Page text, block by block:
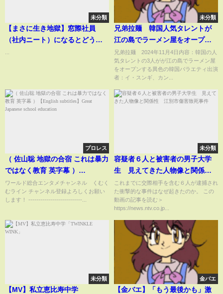
未分類
【まさに生き地獄】窓際社員
（社内ニート）になるとどうな
未分類
兄弟拉麺 韓国人気タレントが
江の島でラーメン屋をオープン
するバラエティ 11月4日
兄弟拉麺 2024年11月4日内容：韓国の人
気タレントの3人がが江の島でラーメン屋
をオープンする異色の韓国バラエティ出演
者：イ・スンギ、カン...
プロレス
（ 佐山聡 地獄の合宿 これは暴力
ではなく教育 英字幕 ）
【English subtitles】Great
Japanese school education
ワールド総合エンタメチャンネル くむく
むライン チャンネル登録よろしくお願い
します！ ---------------------------...
未分類
容疑者６人と被害者の男子大学
生 見えてきた人物像と関係
性 江別市傷害致死事件
これまでに交際相手を含む６人が逮捕され
た衝撃的な事件はなぜ起きたのか。 この
動画の記事を読む＞
https://news.ntv.co.jp...
未分類
【MV】私立恵比寿中学
金バエ
【金バエ】「もう最後かも」激